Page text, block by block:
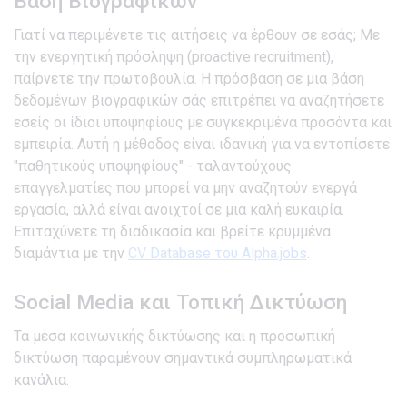
Γιατί να περιμένετε τις αιτήσεις να έρθουν σε εσάς; Με
την ενεργητική πρόσληψη (proactive recruitment),
παίρνετε την πρωτοβουλία. Η πρόσβαση σε μια βάση
δεδομένων βιογραφικών σάς επιτρέπει να αναζητήσετε
εσείς οι ίδιοι υποψηφίους με συγκεκριμένα προσόντα και
εμπειρία. Αυτή η μέθοδος είναι ιδανική για να εντοπίσετε
"παθητικούς υποψηφίους" - ταλαντούχους
επαγγελματίες που μπορεί να μην αναζητούν ενεργά
εργασία, αλλά είναι ανοιχτοί σε μια καλή ευκαιρία.
Επιταχύνετε τη διαδικασία και βρείτε κρυμμένα
διαμάντια με την CV Database του Alpha.jobs
Social Media και Τοπική Δικτύωση
Τα μέσα κοινωνικής δικτύωσης και η προσωπική
δικτύωση παραμένουν σημαντικά συμπληρωματικά
κανάλια.